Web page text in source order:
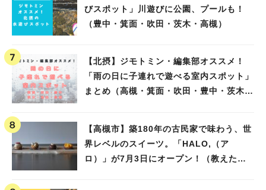
びスポット」川遊びに公園、プールも！
（豊中・箕面・吹田・茨木・高槻）
【北摂】ジモトミン・編集部オススメ！
「雨の日に子連れで遊べる室内スポット」
まとめ（高槻・箕面・吹田・豊中・茨木・
【高槻市】築180年の古民家で味わう、世
界レベルのスイーツ。「HALO,（ア
ロ）」が7月3日にオープン！（教えたい/